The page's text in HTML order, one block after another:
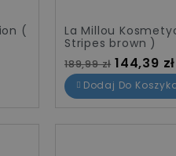
(
La Millou
Stripes brown )
Cena
189,99 zł Cena
144,39 zł
Dodaj Do